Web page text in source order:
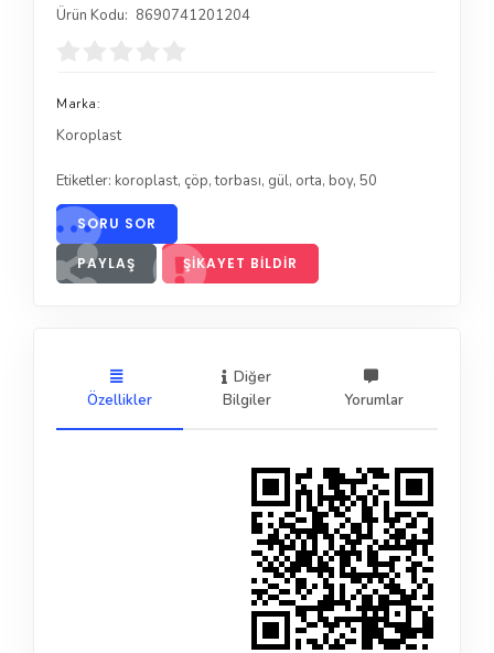
Ürün Kodu: 8690741201204
Marka:
Koroplast
Etiketler: koroplast, çöp,torbası, gül, orta, boy, 50
SORU SOR
PAYLAŞ ŞIKAYET BILDIR
Özellikler
Diğer
Bilgiler
Yorumlar